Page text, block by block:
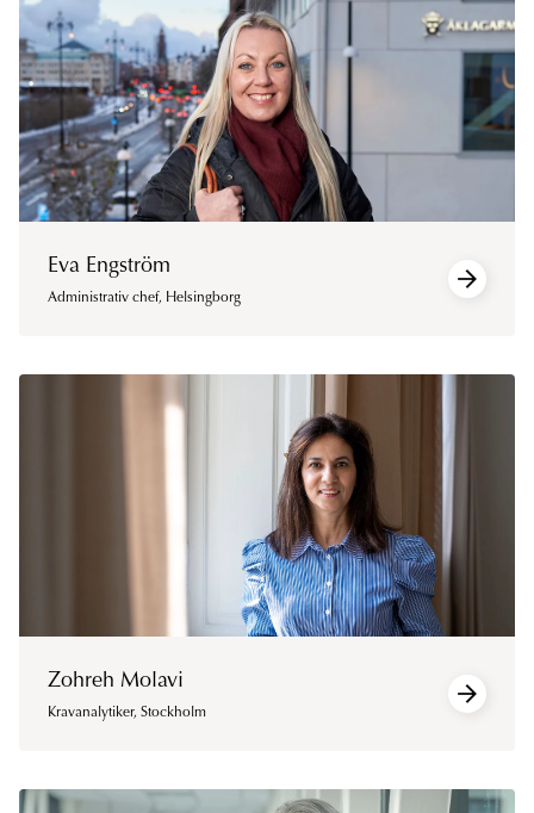
Eva Engström
Administrativ chef, Helsingborg
Zohreh Molavi
Kravanalytiker, Stockholm